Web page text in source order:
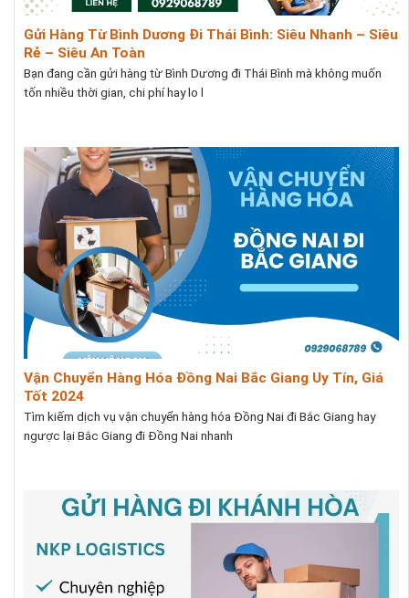
Gửi Hàng Từ Bình Dương Đi Thái Bình: Siêu Nhanh – Siêu
Rẻ – Siêu An Toàn
Bạn đang cần gửi hàng từ Bình Dương đi Thái Bình mà không muốn
tốn nhiều thời gian, chi phí hay lo l
Vận Chuyển Hàng Hóa Đồng Nai Bắc Giang Uy Tín, Giá
Tốt 2024
Tìm kiếm dịch vụ vận chuyển hàng hóa Đồng Nai đi Bắc Giang hay
ngược lại Bắc Giang đi Đồng Nai nhanh